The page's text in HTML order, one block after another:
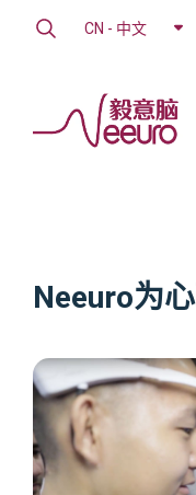
CN - 中文
Neeuro为